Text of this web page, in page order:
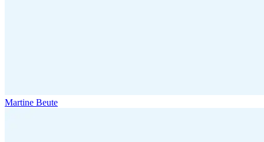
Martine Beute